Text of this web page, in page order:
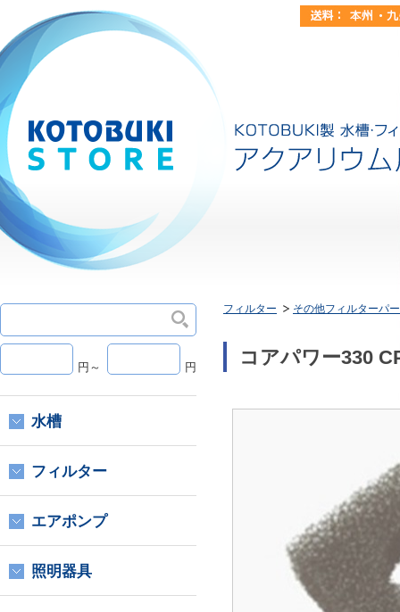
フィルター その他フィルターパ
コアパワー330
円～ 円
水槽
フィルター
エアポンプ
照明器具